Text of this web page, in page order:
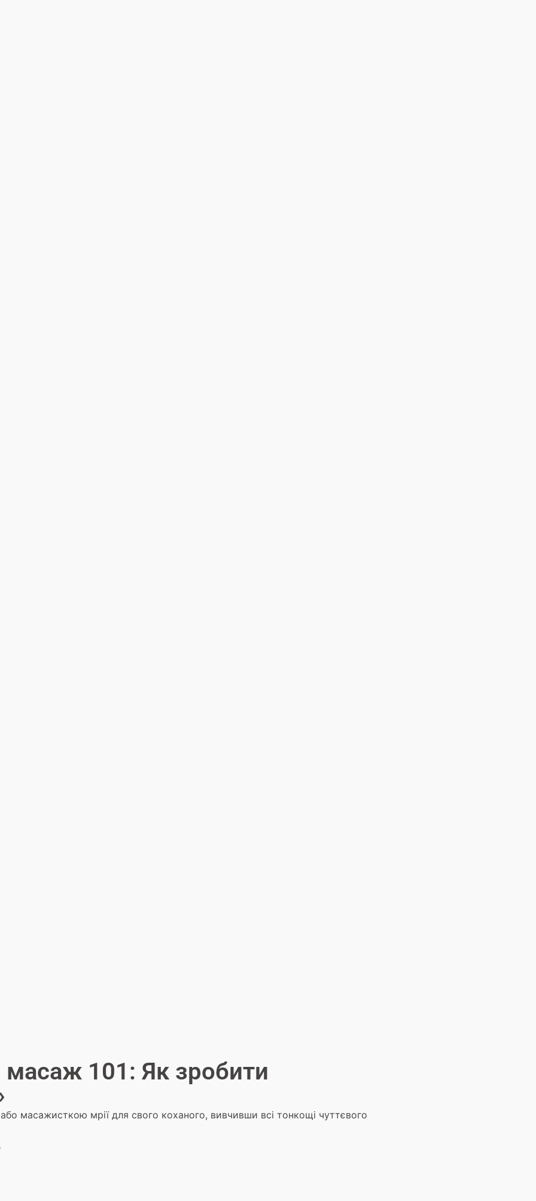
масаж 101: Як зробити
масажисткою мрії для свого коханого, вивчивши всі тонкощі чуттєвого